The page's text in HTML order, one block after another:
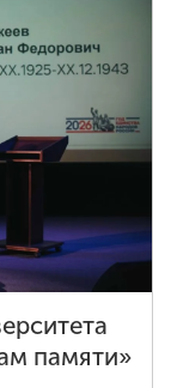
памяти»